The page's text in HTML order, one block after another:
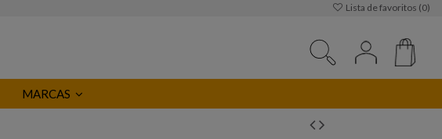
Lista de favoritos (0)
MARCAS